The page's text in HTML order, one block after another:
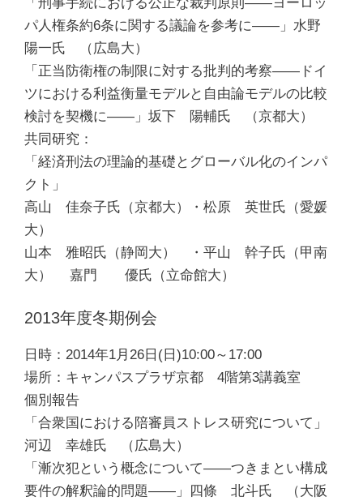
パ人権条約6条に関する議論を参考に――」水野
陽一氏 （広島大）
「正当防衛権の制限に対する批判的考察――ドイ
ツにおける利益衡量モデルと自由論モデルの比較
検討を契機に――」坂下 陽輔氏 （京都大）
共同研究：
「経済刑法の理論的基礎とグローバル化のインパ
クト」
高山 佳奈子氏（京都大）・松原 英世氏（愛媛
大）
山本 雅昭氏（静岡大） ・平山 幹子氏（甲南
大） 嘉門 優氏（立命館大）
2013年度冬期例会
日時：2014年1月26日(日)10:00～17:00
場所：キャンパスプラザ京都 4階第3講義室
個別報告
「合衆国における陪審員ストレス研究について」
河辺 幸雄氏 （広島大）
「漸次犯という概念について――つきまとい構成
要件の解釈論的問題――」四條 北斗氏 （大阪